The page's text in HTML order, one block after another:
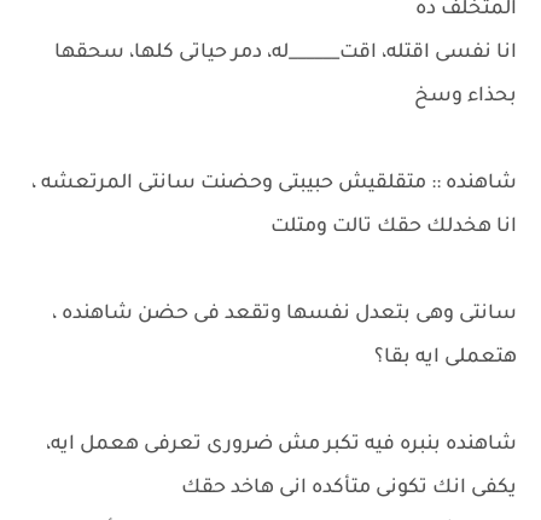
المتخلف ده
انا نفسى اقتله، اقت______له، دمر حياتى كلها، سحقها
بحذاء وسخ
شاهنده :: متقلقيش حبيبتى وحضنت سانتى المرتعشه ،
انا هخدلك حقك تالت ومتلت
سانتى وهى بتعدل نفسها وتقعد فى حضن شاهنده ،
هتعملى ايه بقا؟
شاهنده بنبره فيه تكبر مش ضرورى تعرفى هعمل ايه،
يكفى انك تكونى متأكده انى هاخد حقك